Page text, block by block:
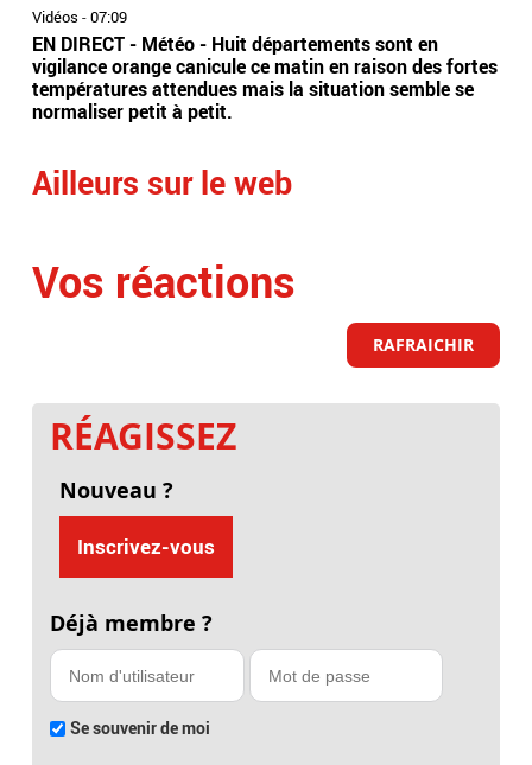
Vidéos -07:09
EN DIRECT - Météo - Huit départements sont en
vigilance orange canicule ce matin en raison des fortes
températures attendues mais la situation semble se
normaliser petit à petit.
Ailleurs sur le web
Vos réactions
RAFRAICHIR
RÉAGISSEZ
Nouveau ?
Inscrivez-vous
Déjà membre ?
Se souvenir de moi